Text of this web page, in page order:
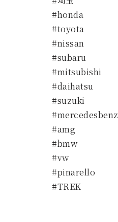
#honda
#toyota
#nissan
#subaru
#mitsubishi
#daihatsu
#suzuki
#mercedesbenz
#amg
#bmw
#vw
#pinarello
#TREK